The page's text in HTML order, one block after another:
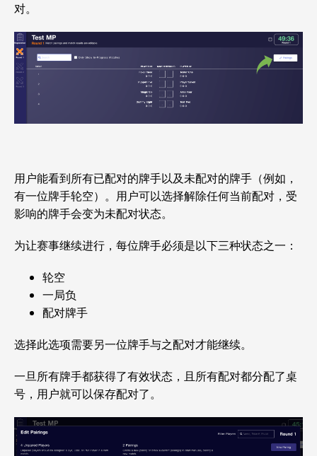
对。
用户能看到所有已配对的牌手以及未配对的牌手（例如，
有一位牌手轮空）。用户可以选择解除任何当前配对，受
影响的牌手会变为未配对状态。
为让赛事继续进行，每位牌手必须是以下三种状态之一：
轮空
一局负
配对牌手
选择此选项需要另一位牌手与之配对才能继续。
一旦所有牌手都获得了有效状态，且所有配对都分配了桌
号，用户就可以保存配对了。